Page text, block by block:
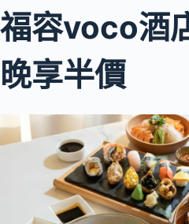
福容voco酒
晚享半價